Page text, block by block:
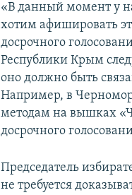
«В данный момент у
хотим афишировать
досрочного
Республики Крым
оно должно быть
Например, в
методам на вышках
досрочного
Председатель
не требуется